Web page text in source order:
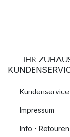
IHR
Kundenservice
Impressum
Info -